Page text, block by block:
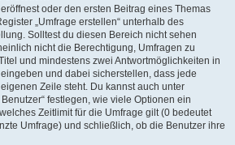
oder den ersten Beitrag eines Themas
„Umfrage erstellen“ unterhalb des
Solltest du diesen Bereich nicht sehen
nicht die Berechtigung, Umfragen zu
und mindestens zwei Antwortmöglichkeiten in
und dabei sicherstellen, dass jede
Zeile steht. Du kannst auch unter
festlegen, wie viele Optionen ein
Zeitlimit für die Umfrage gilt (0 bedeutet
Umfrage) und schließlich, ob die Benutzer ihre